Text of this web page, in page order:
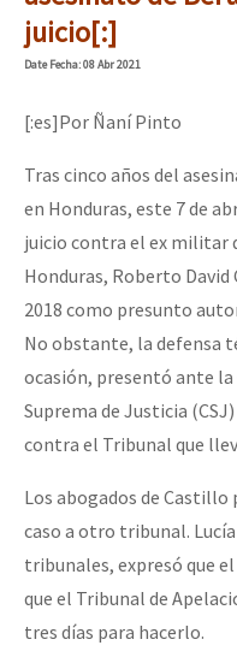
Mundo
EZLN
Megaproyectos
Migración
Mujeres
Niñxs
ETIQUETAS
Fotorreportaje
Video
Se o México sabe, que o
[25 abr – CDMX] Tokín por
juicio[:]
DateFecha: 08 Abr 2021
[:es]Por Ñaní Pinto
Tras cinco años del
en Honduras, este 7 de
juicio contra el ex militar
Honduras, Roberto
2018 como presunto
No obstante, la defensa
ocasión, presentó ante la
Suprema de Justicia
contra el Tribunal que
Los abogados de
caso a otro tribunal.
tribunales, expresó que
que el Tribunal de
tres días para hacerlo.